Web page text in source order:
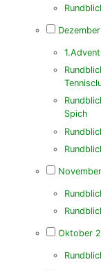
Spich
Oktober